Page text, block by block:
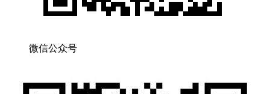
微信公众号